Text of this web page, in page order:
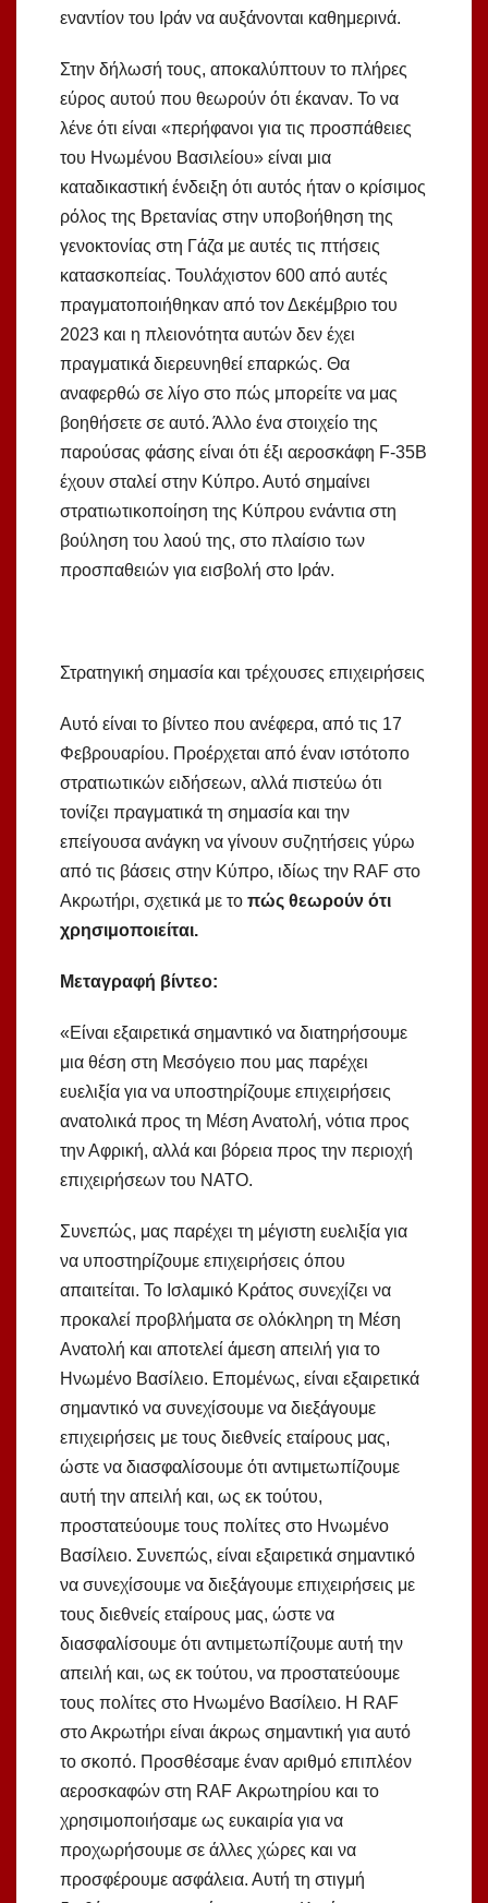
εναντίον του Ιράν να αυξάνονται καθημερινά.
Στην δήλωσή τους, αποκαλύπτουν το πλήρες
εύρος αυτού που θεωρούν ότι έκαναν. Το να
λένε ότι είναι «περήφανοι για τις προσπάθειες
του Ηνωμένου Βασιλείου» είναι μια
καταδικαστική ένδειξη ότι αυτός ήταν ο κρίσιμος
ρόλος της Βρετανίας στην υποβοήθηση της
γενοκτονίας στη Γάζα με αυτές τις πτήσεις
κατασκοπείας. Τουλάχιστον 600 από αυτές
πραγματοποιήθηκαν από τον Δεκέμβριο του
2023 και η πλειονότητα αυτών δεν έχει
πραγματικά διερευνηθεί επαρκώς. Θα
αναφερθώ σε λίγο στο πώς μπορείτε να μας
βοηθήσετε σε αυτό. Άλλο ένα στοιχείο της
παρούσας φάσης είναι ότι έξι αεροσκάφη F-35B
έχουν σταλεί στην Κύπρο. Αυτό σημαίνει
στρατιωτικοποίηση της Κύπρου ενάντια στη
βούληση του λαού της, στο πλαίσιο των
προσπαθειών για εισβολή στο Ιράν.
Στρατηγική σημασία και τρέχουσες επιχειρήσεις
Αυτό είναι το βίντεο που ανέφερα, από τις 17
Φεβρουαρίου. Προέρχεται από έναν ιστότοπο
στρατιωτικών ειδήσεων, αλλά πιστεύω ότι
τονίζει πραγματικά τη σημασία και την
επείγουσα ανάγκη να γίνουν συζητήσεις γύρω
από τις βάσεις στην Κύπρο, ιδίως την RAF στο
Ακρωτήρι, σχετικά με το πώς θεωρούν ότι
χρησιμοποιείται.
Μεταγραφή βίντεο:
«Είναι εξαιρετικά σημαντικό να διατηρήσουμε
μια θέση στη Μεσόγειο που μας παρέχει
ευελιξία για να υποστηρίζουμε επιχειρήσεις
ανατολικά προς τη Μέση Ανατολή, νότια προς
την Αφρική, αλλά και βόρεια προς την περιοχή
επιχειρήσεων του ΝΑΤΟ.
Συνεπώς, μας παρέχει τη μέγιστη ευελιξία για
να υποστηρίζουμε επιχειρήσεις όπου
απαιτείται. Το Ισλαμικό Κράτος συνεχίζει να
προκαλεί προβλήματα σε ολόκληρη τη Μέση
Ανατολή και αποτελεί άμεση απειλή για το
Ηνωμένο Βασίλειο. Επομένως, είναι εξαιρετικά
σημαντικό να συνεχίσουμε να διεξάγουμε
επιχειρήσεις με τους διεθνείς εταίρους μας,
ώστε να διασφαλίσουμε ότι αντιμετωπίζουμε
αυτή την απειλή και, ως εκ τούτου,
προστατεύουμε τους πολίτες στο Ηνωμένο
Βασίλειο. Συνεπώς, είναι εξαιρετικά σημαντικό
να συνεχίσουμε να διεξάγουμε επιχειρήσεις με
τους διεθνείς εταίρους μας, ώστε να
διασφαλίσουμε ότι αντιμετωπίζουμε αυτή την
απειλή και, ως εκ τούτου, να προστατεύουμε
τους πολίτες στο Ηνωμένο Βασίλειο. Η RAF
στο Ακρωτήρι είναι άκρως σημαντική για αυτό
το σκοπό. Προσθέσαμε έναν αριθμό επιπλέον
αεροσκαφών στη RAF Ακρωτηρίου και το
χρησιμοποιήσαμε ως ευκαιρία για να
προχωρήσουμε σε άλλες χώρες και να
προσφέρουμε ασφάλεια. Αυτή τη στιγμή